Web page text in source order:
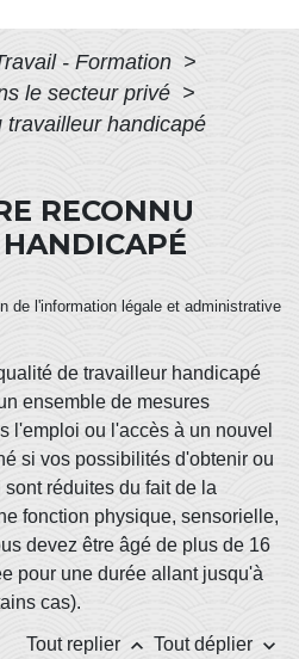
- Formation >
le secteur privé >
travailleur handicapé
RECONNU
de l'information légale et administrative
de travailleur handicapé
ensemble de mesures
l'emploi ou l'accès à un nouvel
si vos possibilités d'obtenir ou
réduites du fait de la
fonction physique, sensorielle,
devez être âgé de plus de 16
pour une durée allant jusqu'à
cas).
Tout replier keyboard_arrow_up Tout déplier keyboard_arrow_down